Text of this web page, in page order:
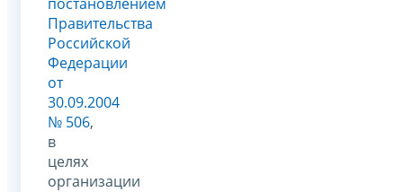
Правительства
Российской
Федерации
от
30.09.2004
№ 506,
в
целях
организации